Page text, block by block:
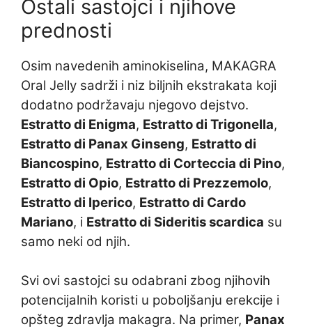
Ostali sastojci i njihove
prednosti
Osim navedenih aminokiselina, MAKAGRA
Oral Jelly sadrži i niz biljnih ekstrakata koji
dodatno podržavaju njegovo dejstvo.
Estratto di Enigma, Estratto di Trigonella,
Estratto di Panax Ginseng, Estratto di
Biancospino, Estratto di Corteccia di Pino,
Estratto di Opio, Estratto di Prezzemolo,
Estratto di Iperico, Estratto di Cardo
Mariano, i Estratto di Sideritis scardica su
samo neki od njih.
Svi ovi sastojci su odabrani zbog njihovih
potencijalnih koristi u poboljšanju erekcije i
opšteg zdravlja makagra. Na primer, Panax